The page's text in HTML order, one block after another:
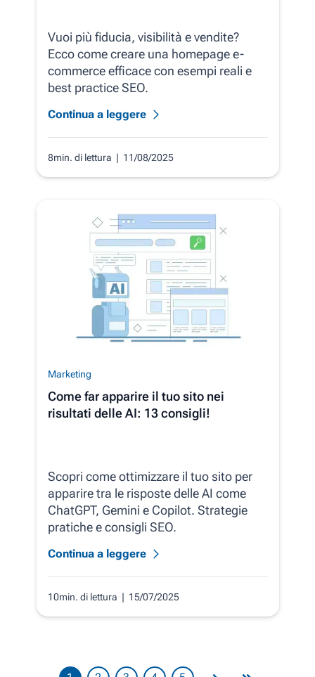
Vuoi più fiducia, visibilità e vendite?
Ecco come creare una homepage e-
commerce efficace con esempi reali e
best practice SEO.
Continua a leggere
8min. di lettura | 11/08/2025
Marketing
Come far apparire il tuo sito nei
risultati delle AI: 13 consigli!
Scopri come ottimizzare il tuo sito per
apparire tra le risposte delle AI come
ChatGPT, Gemini e Copilot. Strategie
pratiche e consigli SEO.
Continua a leggere
10min. di lettura | 15/07/2025